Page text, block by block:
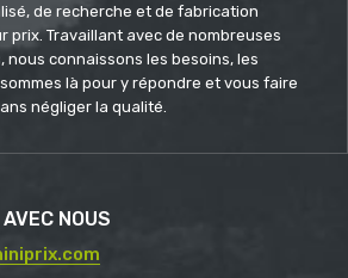
de recherche et de fabrication
prix. Travaillant avec de nombreuses
nous connaissons les besoins, les
là pour y répondre et vous faire
négliger la qualité.
NOUS